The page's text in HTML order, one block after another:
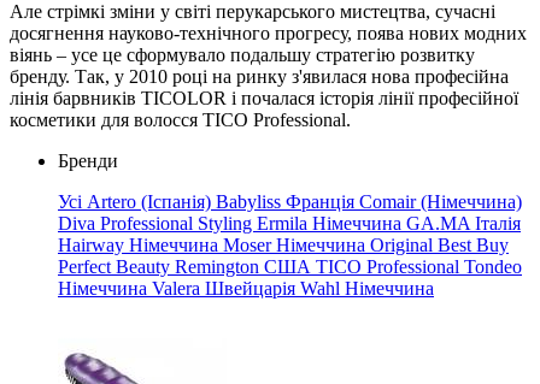
Але стрімкі зміни у світі перукарського мистецтва, сучасні
досягнення науково-технічного прогресу, поява нових модних
віянь – усе це сформувало подальшу стратегію розвитку
бренду. Так, у 2010 році на ринку з'явилася нова професійна
лінія барвників TICOLOR і почалася історія лінії професійної
косметики для волосся TICO Professional.
Бренди
Усі Artero (Іспанія) Babyliss Франція Comair (Німеччина)
Diva Professional Styling Ermila Німеччина GA.MA Італія
Hairway Німеччина Moser Німеччина Original Best Buy
Perfect Beauty Remington США TICO Professional Tondeo
Німеччина Valera Швейцарія Wahl Німеччина